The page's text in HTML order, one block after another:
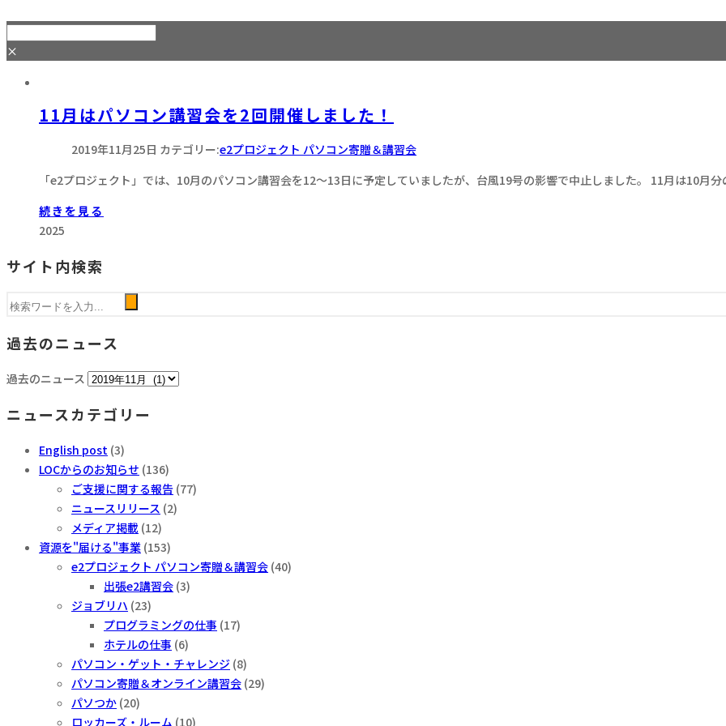
×
11月はパソコン講習会を2回開催しました！
2019年11月25日 カテゴリー:e2プロジェクト パソコン寄贈＆講習会
「e2プロジェクト」では、10月のパソコン講習会を12～13日に予定していましたが、台風19号の影響で中止しました。 11月は10月
続きを見る
2025
サイト内検索
過去のニュース
過去のニュース
ニュースカテゴリー
English post (3)
LOCからのお知らせ (136)
ご支援に関する報告 (77)
ニュースリリース (2)
メディア掲載 (12)
資源を"届ける"事業 (153)
e2プロジェクト パソコン寄贈＆講習会 (40)
出張e2講習会 (3)
ジョブリハ (23)
プログラミングの仕事 (17)
ホテルの仕事 (6)
パソコン・ゲット・チャレンジ (8)
パソコン寄贈＆オンライン講習会 (29)
パソつか (20)
ロッカーズ・ルーム (10)